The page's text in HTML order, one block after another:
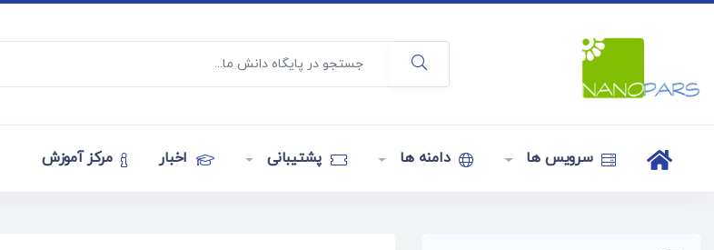
سرویس ها دامنه ها پشتیبانی اخبار مرکز آموزش